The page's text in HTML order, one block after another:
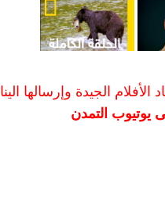
الجيدة وإرسالها الينا
يوتيوب التمدن